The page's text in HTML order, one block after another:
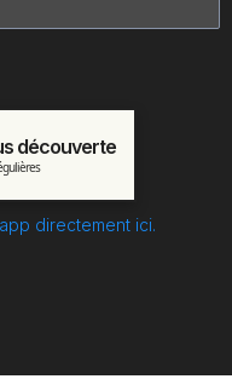
découverte
directement ici.